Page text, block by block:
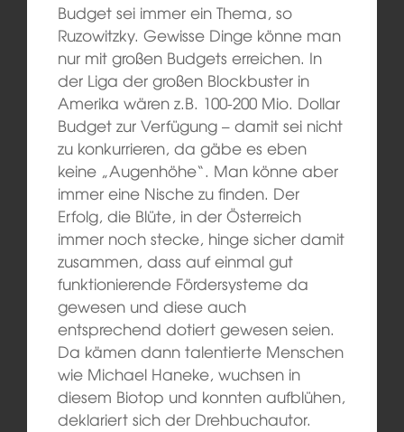
Budget sei immer ein Thema, so
Ruzowitzky. Gewisse Dinge könne man
nur mit großen Budgets erreichen. In
der Liga der großen Blockbuster in
Amerika wären z.B. 100-200 Mio. Dollar
Budget zur Verfügung – damit sei nicht
zu konkurrieren, da gäbe es eben
keine „Augenhöhe“. Man könne aber
immer eine Nische zu finden. Der
Erfolg, die Blüte, in der Österreich
immer noch stecke, hinge sicher damit
zusammen, dass auf einmal gut
funktionierende Fördersysteme da
gewesen und diese auch
entsprechend dotiert gewesen seien.
Da kämen dann talentierte Menschen
wie Michael Haneke, wuchsen in
diesem Biotop und konnten aufblühen,
deklariert sich der Drehbuchautor.